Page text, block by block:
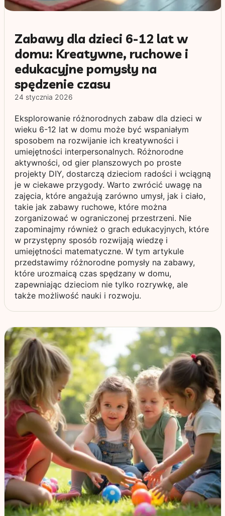
Zabawy dla dzieci 6-12 lat w
domu: Kreatywne, ruchowe i
edukacyjne pomysły na
spędzenie czasu
24 stycznia 2026
Eksplorowanie różnorodnych zabaw dla dzieci w
wieku 6-12 lat w domu może być wspaniałym
sposobem na rozwijanie ich kreatywności i
umiejętności interpersonalnych. Różnorodne
aktywności, od gier planszowych po proste
projekty DIY, dostarczą dzieciom radości i wciągną
je w ciekawe przygody. Warto zwrócić uwagę na
zajęcia, które angażują zarówno umysł, jak i ciało,
takie jak zabawy ruchowe, które można
zorganizować w ograniczonej przestrzeni. Nie
zapominajmy również o grach edukacyjnych, które
w przystępny sposób rozwijają wiedzę i
umiejętności matematyczne. W tym artykule
przedstawimy różnorodne pomysły na zabawy,
które urozmaicą czas spędzany w domu,
zapewniając dzieciom nie tylko rozrywkę, ale
także możliwość nauki i rozwoju.